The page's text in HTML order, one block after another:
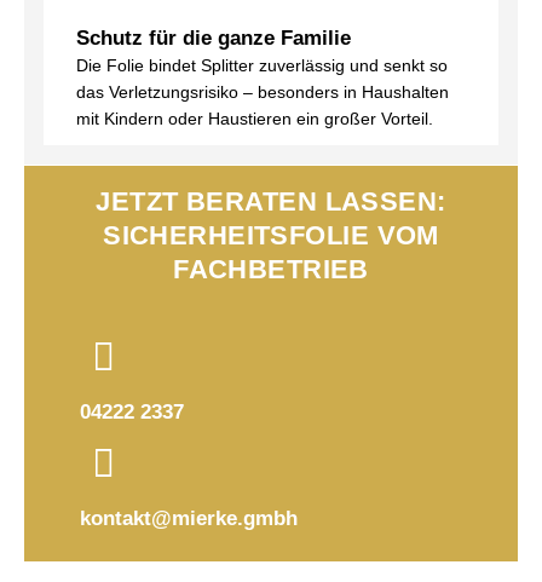
Schutz für die ganze Familie
Die Folie bindet Splitter zuverlässig und senkt so
das Verletzungsrisiko – besonders in Haushalten
mit Kindern oder Haustieren ein großer Vorteil.
JETZT BERATEN LASSEN:
SICHERHEITSFOLIE VOM
FACHBETRIEB
04222 2337
kontakt@mierke.gmbh